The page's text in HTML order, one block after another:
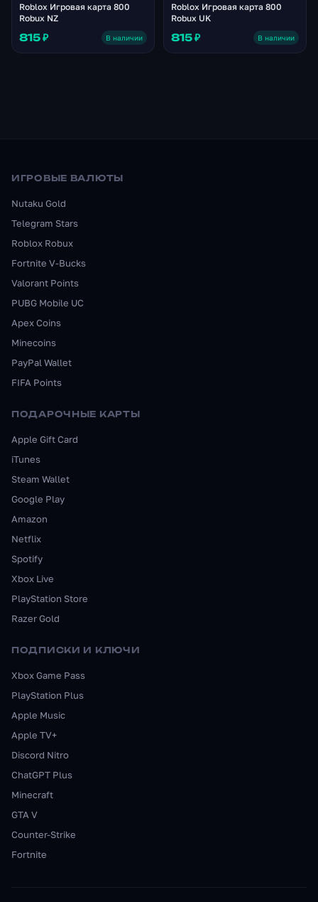
Roblox Игровая карта 800
Robux NZ
815 ₽ В наличии
Roblox Игровая карта 800
Robux UK
815 ₽ В наличии
ИГРОВЫЕ ВАЛЮТЫ
Nutaku Gold
Telegram Stars
Roblox Robux
Fortnite V-Bucks
Valorant Points
PUBG Mobile UC
Apex Coins
Minecoins
PayPal Wallet
FIFA Points
ПОДАРОЧНЫЕ КАРТЫ
Apple Gift Card
iTunes
Steam Wallet
Google Play
Amazon
Netflix
Spotify
Xbox Live
PlayStation Store
Razer Gold
ПОДПИСКИ И КЛЮЧИ
Xbox Game Pass
PlayStation Plus
Apple Music
Apple TV+
Discord Nitro
ChatGPT Plus
Minecraft
GTA V
Counter-Strike
Fortnite